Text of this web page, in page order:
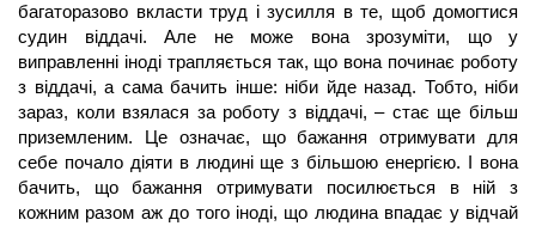
багаторазово вкласти труд і зусилля в те, щоб домогтися
судин віддачі. Але не може вона зрозуміти, що у
виправленні іноді трапляється так, що вона починає роботу
з віддачі, а сама бачить інше: ніби йде назад. Тобто, ніби
зараз, коли взялася за роботу з віддачі, – стає ще більш
приземленим. Це означає, що бажання отримувати для
себе почало діяти в людині ще з більшою енергією. І вона
бачить, що бажання отримувати посилюється в ній з
кожним разом аж до того іноді, що людина впадає у відчай